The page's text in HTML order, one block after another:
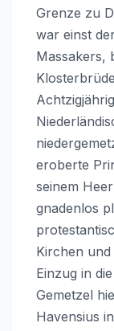
Grenze zu
war einst
Massakers,
eroberte
seinem
gnadenlos
Kirchen
Einzug in
Gemetzel
Havensius